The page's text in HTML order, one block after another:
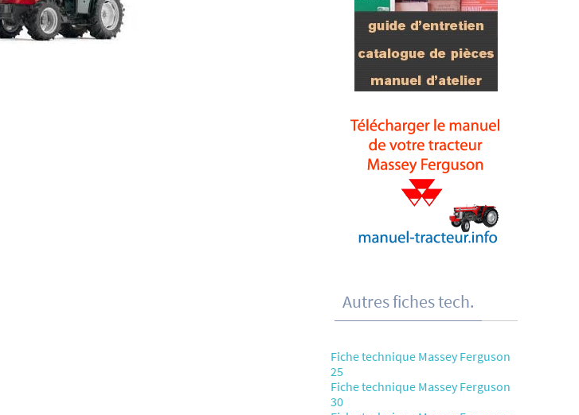
Autres fiches tech.
Fiche technique Massey Ferguson
25
Fiche technique Massey Ferguson
30